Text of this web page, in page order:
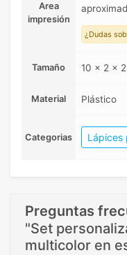
Area
impresión
¿Dudas
Tamaño 10 x 2 x
Material Plástico
Categorias Lápices
Preguntas
"Set
multicolor en